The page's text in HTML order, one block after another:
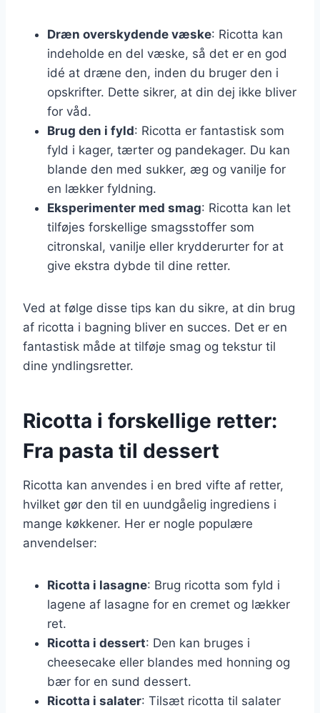
Dræn overskydende væske: Ricotta kan
indeholde en del væske, så det er en god
idé at dræne den, inden du bruger den i
opskrifter. Dette sikrer, at din dej ikke bliver
for våd.
Brug den i fyld: Ricotta er fantastisk som
fyld i kager, tærter og pandekager. Du kan
blande den med sukker, æg og vanilje for
en lækker fyldning.
Eksperimenter med smag: Ricotta kan let
tilføjes forskellige smagsstoffer som
citronskal, vanilje eller krydderurter for at
give ekstra dybde til dine retter.
Ved at følge disse tips kan du sikre, at din brug
af ricotta i bagning bliver en succes. Det er en
fantastisk måde at tilføje smag og tekstur til
dine yndlingsretter.
Ricotta i forskellige retter:
Fra pasta til dessert
Ricotta kan anvendes i en bred vifte af retter,
hvilket gør den til en uundgåelig ingrediens i
mange køkkener. Her er nogle populære
anvendelser:
Ricotta i lasagne: Brug ricotta som fyld i
lagene af lasagne for en cremet og lækker
ret.
Ricotta i dessert: Den kan bruges i
cheesecake eller blandes med honning og
bær for en sund dessert.
Ricotta i salater: Tilsæt ricotta til salater